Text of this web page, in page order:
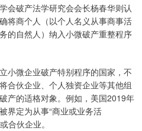
会破产法学研究会会长杨春华则认
将商个人（以个人名义从事商事活
的自然人）纳入小微破产重整程序
小微企业破产特别程序的国家，不
合伙企业、个人独资企业等其他组
产的适格对象。例如，美国2019年
界定为从事“商业或业务活
合伙企业。